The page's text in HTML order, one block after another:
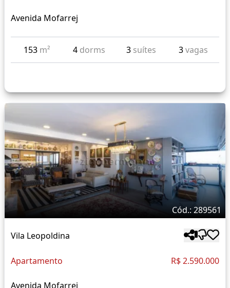
Avenida Mofarrej
153 m² 4 dorms 3 suítes 3vagas
Cód.: 289561
Vila Leopoldina
Apartamento R$ 2.590.000
Avenida Mofarrej